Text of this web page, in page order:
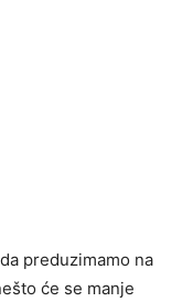
preduzimamo na
će se manje